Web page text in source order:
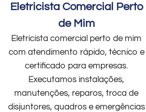
Eletricista Comercial Perto
de Mim
Eletricista comercial perto de mim
com atendimento rápido, técnico e
certificado para empresas.
Executamos instalações,
manutenções, reparos, troca de
disjuntores, quadros e emergências